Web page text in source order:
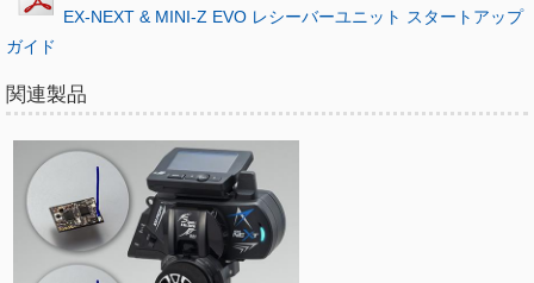
EX-NEXT & MINI-Z EVO レシーバーユニット スタートアップ
ガイド
関連製品